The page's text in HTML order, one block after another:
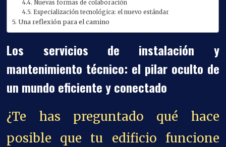
Nuevas formas de colaboración
Especialización tecnológica: el nuevo estándar
Una reflexión para el camino
Los servicios de instalación y
mantenimiento técnico: el pilar oculto de
un mundo eficiente y conectado
¿Te has preguntado qué hace
posible que tu edificio funcione